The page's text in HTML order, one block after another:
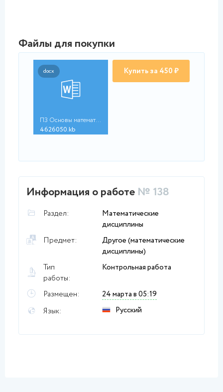
Файлы для покупки
docx
ПЗ Основы математиче...
4626050.kb
Купить за 450 ₽
Информация о работе № 138
Раздел:
Математические
дисциплины
Предмет:
Другое (математические
дисциплины)
Тип
работы:
Контрольная работа
Размещен:
24 марта в 05:19
Язык:
Русский